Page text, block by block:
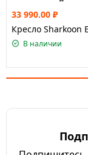
33 990.00 ₽
Кресло Sharkoon
В наличии